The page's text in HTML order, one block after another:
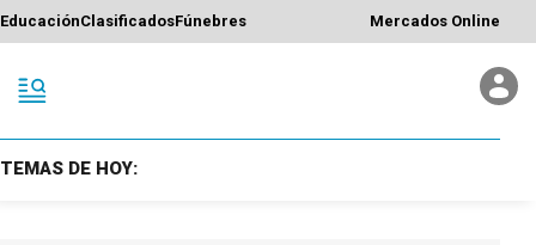
EducaciónClasificadosFúnebres Mercados Online
TEMAS DE HOY: